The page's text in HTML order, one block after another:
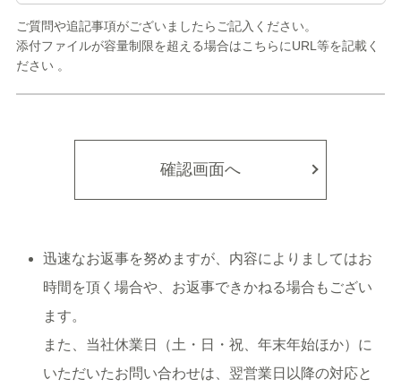
ご質問や追記事項がございましたらご記入ください。
添付ファイルが容量制限を超える場合はこちらにURL等を記載く
ださい 。
確認画面へ
迅速なお返事を努めますが、内容によりましてはお
時間を頂く場合や、お返事できかねる場合もござい
ます。
また、当社休業日（土・日・祝、年末年始ほか）に
いただいたお問い合わせは、翌営業日以降の対応と